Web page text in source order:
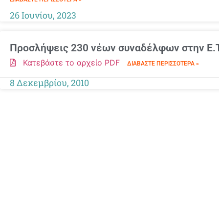
26 Ιουνίου, 2023
Προσλήψεις 230 νέων συναδέλφων στην
Κατεβάστε το αρχείο PDF ΔΙΑΒΆΣΤΕ ΠΕΡΙΣΣΌΤΕΡΑ »
8 Δεκεμβρίου, 2010